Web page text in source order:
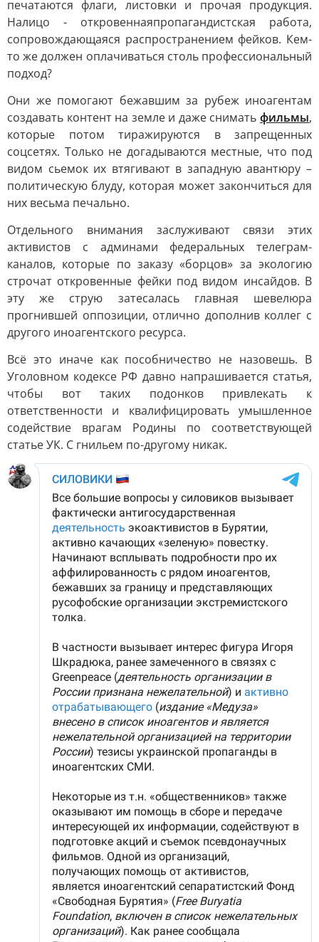
печатаются флаги, листовки и прочая продукция.
Налицо - откровеннаяпропагандистская работа,
сопровождающаяся распространением фейков. Кем-
то же должен оплачиваться столь профессиональный
подход?
Они же помогают бежавшим за рубеж иноагентам
создавать контент на земле и даже снимать фильмы,
которые потом тиражируются в запрещенных
соцсетях. Только не догадываются местные, что под
видом сьемок их втягивают в западную авантюру –
политическую блуду, которая может закончиться для
них весьма печально.
Отдельного внимания заслуживают связи этих
активистов с админами федеральных телеграм-
каналов, которые по заказу «борцов» за экологию
строчат откровенные фейки под видом инсайдов. В
эту же струю затесалась главная шевелюра
прогнившей оппозиции, отлично дополнив коллег с
другого иноагентского ресурса.
Всё это иначе как пособничество не назовешь. В
Уголовном кодексе РФ давно напрашивается статья,
чтобы вот таких подонков привлекать к
ответственности и квалифицировать умышленное
содействие врагам Родины по соответствующей
статье УК. С гнильем по-другому никак.